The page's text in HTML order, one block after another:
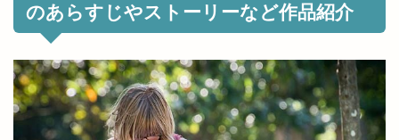
のあらすじやストーリーなど作品紹介